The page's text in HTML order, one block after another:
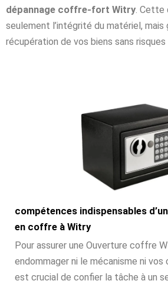
dépannage coffre-fort Witry. Cette
seulement l’intégrité du matériel, mais
récupération de vos biens sans risques
compétences indispensables
en coffre à Witry
Pour assurer une Ouverture coffre
endommager ni le mécanisme ni vos
est crucial de confier la tâche à un